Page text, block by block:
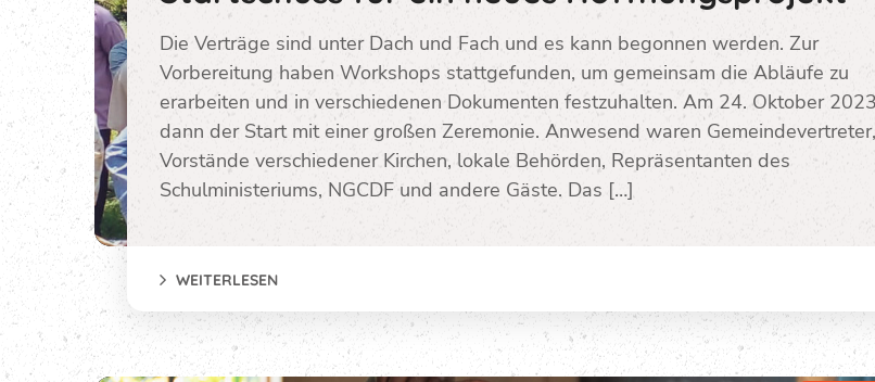
Die Verträge sind unter Dach und Fach und es kann begonnen werden. Zur
Vorbereitung haben Workshops stattgefunden, um gemeinsam die Abläufe zu
erarbeiten und in verschiedenen Dokumenten festzuhalten. Am 24. Oktober 2023
dann der Start mit einer großen Zeremonie. Anwesend waren Gemeindevertreter,
Vorstände verschiedener Kirchen, lokale Behörden, Repräsentanten des
Schulministeriums, NGCDF und andere Gäste. Das […]
WEITERLESEN